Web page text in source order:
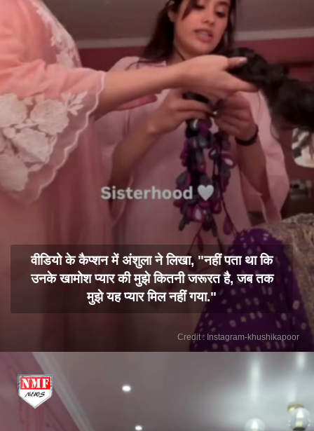
वीडियो के कैप्शन में अंशुला ने लिखा, "नहीं पता था कि
उनके खामोश प्यार की मुझे कितनी जरूरत है, जब तक
मुझे यह प्यार मिल नहीं गया."
Credit : Instagram-khushikapoor